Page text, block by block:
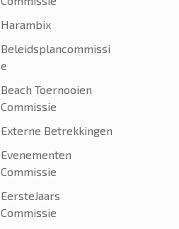
Harambix
Beleidsplancommissi
e
Beach Toernooien
Commissie
Externe Betrekkingen
Evenementen
Commissie
EersteJaars
Commissie